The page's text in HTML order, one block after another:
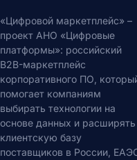
«Цифровой маркетплейс» –
проект АНО «Цифровые
платформы»: российский
B2B-маркетплейс
корпоративного ПО,
помогает компаниям
выбирать технологии на
основе данных и расширять
клиентскую базу
поставщиков в России,